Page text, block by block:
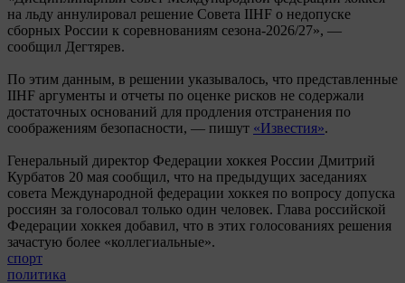
на льду аннулировал решение Совета IIHF о недопуске
сборных России к соревнованиям сезона-2026/27», —
сообщил Дегтярев.
По этим данным, в решении указывалось, что представленные
IIHF аргументы и отчеты по оценке рисков не содержали
достаточных оснований для продления отстранения по
соображениям безопасности, — пишут «Известия».
Генеральный директор Федерации хоккея России Дмитрий
Курбатов 20 мая сообщил, что на предыдущих заседаниях
совета Международной федерации хоккея по вопросу допуска
россиян за голосовал только один человек. Глава российской
Федерации хоккея добавил, что в этих голосованиях решения
зачастую более «коллегиальные».
спорт
политика